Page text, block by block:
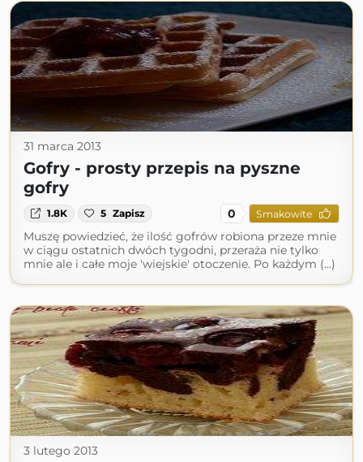
31 marca 2013
Gofry - prosty przepis na pyszne
gofry
1.8K 5 Zapisz 0 Smakowite
Muszę powiedzieć, że ilość gofrów robiona przeze mnie
w ciągu ostatnich dwóch tygodni, przeraża nie tylko
mnie ale i całe moje 'wiejskie' otoczenie. Po każdym (...)
3 lutego 2013